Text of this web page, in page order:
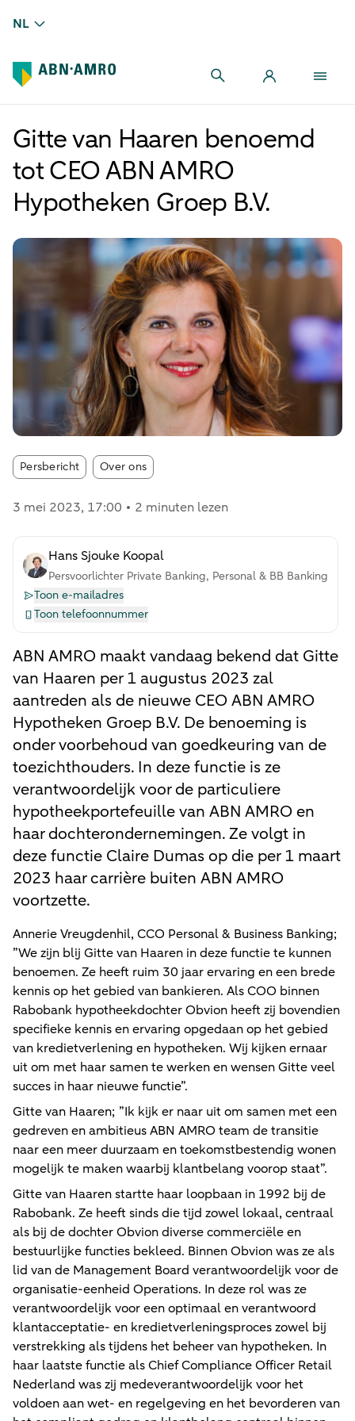
NL
Gitte van Haaren benoemd
tot CEO ABN AMRO
Hypotheken Groep B.V.
Persbericht Article tags:
Over ons
3 mei 2023, 17:00 2 minuten lezen
Hans Sjouke Koopal
Persvoorlichter Private Banking, Personal & BB Banking
Toon e-mailadres
Toon telefoonnummer
ABN AMRO maakt vandaag bekend dat Gitte
van Haaren per 1 augustus 2023 zal
aantreden als de nieuwe CEO ABN AMRO
Hypotheken Groep B.V. De benoeming is
onder voorbehoud van goedkeuring van de
toezichthouders. In deze functie is ze
verantwoordelijk voor de particuliere
hypotheekportefeuille van ABN AMRO en
haar dochterondernemingen. Ze volgt in
deze functie Claire Dumas op die per 1 maart
2023 haar carrière buiten ABN AMRO
voortzette.
Annerie Vreugdenhil, CCO Personal & Business Banking;
”We zijn blij Gitte van Haaren in deze functie te kunnen
benoemen. Ze heeft ruim 30 jaar ervaring en een brede
kennis op het gebied van bankieren. Als COO binnen
Rabobank hypotheekdochter Obvion heeft zij bovendien
specifieke kennis en ervaring opgedaan op het gebied
van kredietverlening en hypotheken. Wij kijken ernaar
uit om met haar samen te werken en wensen Gitte veel
succes in haar nieuwe functie”.
Gitte van Haaren; ”Ik kijk er naar uit om samen met een
gedreven en ambitieus ABN AMRO team de transitie
naar een meer duurzaam en toekomstbestendig wonen
mogelijk te maken waarbij klantbelang voorop staat”.
Gitte van Haaren startte haar loopbaan in 1992 bij de
Rabobank. Ze heeft sinds die tijd zowel lokaal, centraal
als bij de dochter Obvion diverse commerciële en
bestuurlijke functies bekleed. Binnen Obvion was ze als
lid van de Management Board verantwoordelijk voor de
organisatie-eenheid Operations. In deze rol was ze
verantwoordelijk voor een optimaal en verantwoord
klantacceptatie- en kredietverleningsproces zowel bij
verstrekking als tijdens het beheer van hypotheken. In
haar laatste functie als Chief Compliance Officer Retail
Nederland was zij medeverantwoordelijk voor het
voldoen aan wet- en regelgeving en het bevorderen van